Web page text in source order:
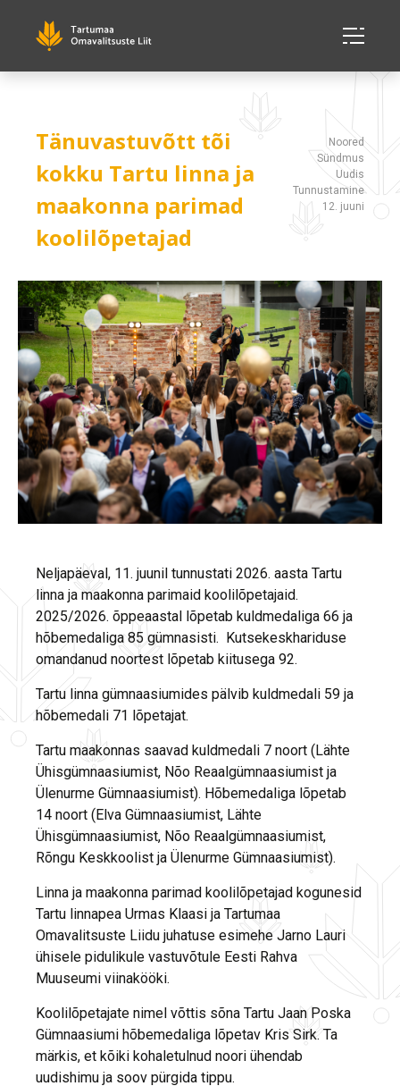
Tänuvastuvõtt tõi
kokku Tartu linna ja
maakonna parimad
koolilõpetajad
Noored
Sündmus
Uudis
Tunnustamine
12. juuni
Neljapäeval, 11. juunil tunnustati 2026. aasta Tartu
linna ja maakonna parimaid koolilõpetajaid.
2025/2026. õppeaastal lõpetab kuldmedaliga 66 ja
hõbemedaliga 85 gümnasisti. Kutsekeskhariduse
omandanud noortest lõpetab kiitusega 92.
Tartu linna gümnaasiumides pälvib kuldmedali 59 ja
hõbemedali 71 lõpetajat.
Tartu maakonnas saavad kuldmedali 7 noort (Lähte
Ühisgümnaasiumist, Nõo Reaalgümnaasiumist ja
Ülenurme Gümnaasiumist). Hõbemedaliga lõpetab
14 noort (Elva Gümnaasiumist, Lähte
Ühisgümnaasiumist, Nõo Reaalgümnaasiumist,
Rõngu Keskkoolist ja Ülenurme Gümnaasiumist).
Linna ja maakonna parimad koolilõpetajad kogunesid
Tartu linnapea Urmas Klaasi ja Tartumaa
Omavalitsuste Liidu juhatuse esimehe Jarno Lauri
ühisele pidulikule vastuvõtule Eesti Rahva
Muuseumi viinakööki.
Koolilõpetajate nimel võttis sõna Tartu Jaan Poska
Gümnaasiumi hõbemedaliga lõpetav Kris Sirk. Ta
märkis, et kõiki kohaletulnud noori ühendab
uudishimu ja soov pürgida tippu.